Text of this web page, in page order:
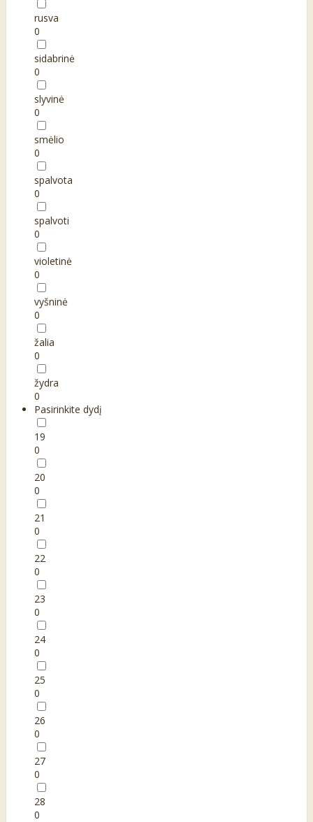
rusva
0
sidabrinė
0
slyvinė
0
smėlio
0
spalvota
0
spalvoti
0
violetinė
0
vyšninė
0
žalia
0
žydra
0
Pasirinkite dydį
19
0
20
0
21
0
22
0
23
0
24
0
25
0
26
0
27
0
28
0